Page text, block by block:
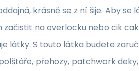
krásně se z ní šije. Aby se
na overlocku nebo cik
látky. S touto látka budete
přehozy, patchwork